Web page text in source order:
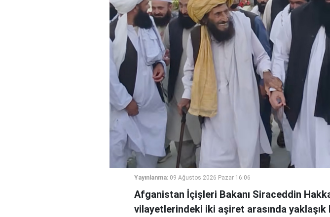
Yayınlanma: 09 Ağustos 2026 Pazar 16:06
Afganistan İçişleri Bakanı Siraceddin
vilayetlerindeki iki aşiret arasında yaklaşık